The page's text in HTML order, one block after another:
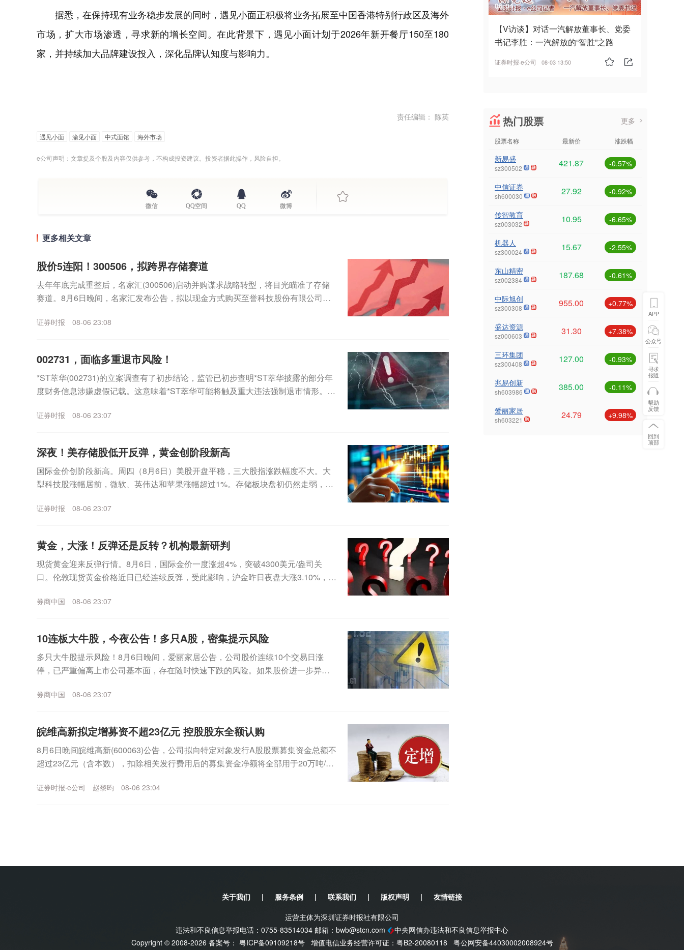
据悉，在保持现有业务稳步发展的同时，遇见小面正积极将业务拓展至中国香港特别行政区及海外
市场，扩大市场渗透，寻求新的增长空间。在此背景下，遇见小面计划于2026年新开餐厅150至180
家，并持续加大品牌建设投入，深化品牌认知度与影响力。
责任编辑： 陈英
遇见小面 渝见小面 中式面馆 海外市场
e公司声明：文章提及个股及内容仅供参考，不构成投资建议。投资者据此操作，风险自担。
微信 QQ空间 QQ 微博
更多相关文章
股价5连阳！300506，拟跨界存储赛道
去年年底完成重整后，名家汇(300506)启动并购谋求战略转型，将目光瞄准了存储
赛道。8月6日晚间，名家汇发布公告，拟以现金方式购买至誉科技股份有限公司
证券时报 08-06 23:08
002731，面临多重退市风险！
*ST萃华(002731)的立案调查有了初步结论，监管已初步查明*ST萃华披露的部分年
度财务信息涉嫌虚假记载。这意味着*ST萃华可能将触及重大违法强制退市情形。此
证券时报 08-06 23:07
深夜！美存储股低开反弹，黄金创阶段新高
国际金价创阶段新高。周四（8月6日）美股开盘平稳，三大股指涨跌幅度不大。大
型科技股涨幅居前，微软、英伟达和苹果涨幅超过1%。存储板块盘初仍然走弱，SK
证券时报 08-06 23:07
黄金，大涨！反弹还是反转？机构最新研判
现货黄金迎来反弹行情。8月6日，国际金价一度涨超4%，突破4300美元/盎司关
口。伦敦现货黄金价格近日已经连续反弹，受此影响，沪金昨日夜盘大涨3.10%，今
券商中国 08-06 23:07
10连板大牛股，今夜公告！多只A股，密集提示风险
多只大牛股提示风险！8月6日晚间，爱丽家居公告，公司股价连续10个交易日涨
停，已严重偏离上市公司基本面，存在随时快速下跌的风险。如果股价进一步异常
券商中国 08-06 23:07
皖维高新拟定增募资不超23亿元 控股股东全额认购
8月6日晚间皖维高新(600063)公告，公司拟向特定对象发行A股股票募集资金总额不
超过23亿元（含本数），扣除相关发行费用后的募集资金净额将全部用于20万吨/年
证券时报·e公司 赵黎昀 08-06 23:04
06:04
【V访谈】对话一汽解放董事长、党委
书记李胜：一汽解放的“智胜”之路
证券时报·e公司 08-03 13:50
热门股票 更多
股票名称 最新价 涨跌幅
新易盛
sz300502 421.87 -0.57%
中信证券
sh600030 27.92 -0.92%
传智教育
sz003032 10.95 -6.65%
机器人
sz300024 15.67 -2.55%
东山精密
sz002384 187.68 -0.61%
中际旭创
sz300308 955.00 +0.77%
盛达资源
sz000603 31.30 +7.38%
三环集团
sz300408 127.00 -0.93%
兆易创新
sh603986 385.00 -0.11%
爱丽家居
sh603221 24.79 +9.98%
APP
公众号
寻求
报道
帮助
反馈
回到
顶部
关于我们 | 服务条例 | 联系我们 | 版权声明 |
友情链接
运营主体为深圳证券时报社有限公司
违法和不良信息举报电话：0755-83514034 邮箱： bwb@stcn.com
中央网信办违法和不良信息举报中心
Copyright © 2008-2026 备案号： 粤ICP备09109218号 增值电信业务经营许可证：粤B2-20080118 粤公网安备44030002008924号